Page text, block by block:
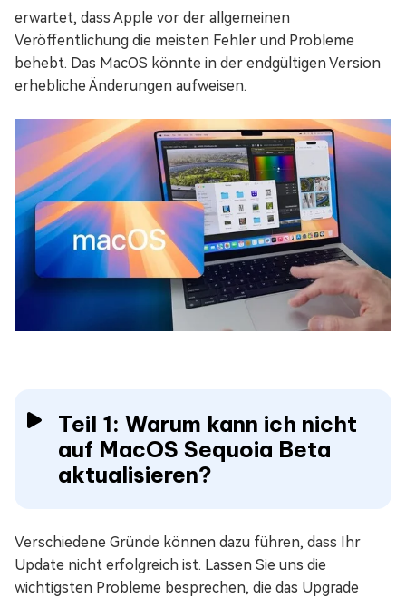
erwartet, dass Apple vor der allgemeinen
Veröffentlichung die meisten Fehler und Probleme
behebt. Das MacOS könnte in der endgültigen Version
erhebliche Änderungen aufweisen.
Teil 1: Warum kann ich nicht
auf MacOS Sequoia Beta
aktualisieren?
Verschiedene Gründe können dazu führen, dass Ihr
Update nicht erfolgreich ist. Lassen Sie uns die
wichtigsten Probleme besprechen, die das Upgrade